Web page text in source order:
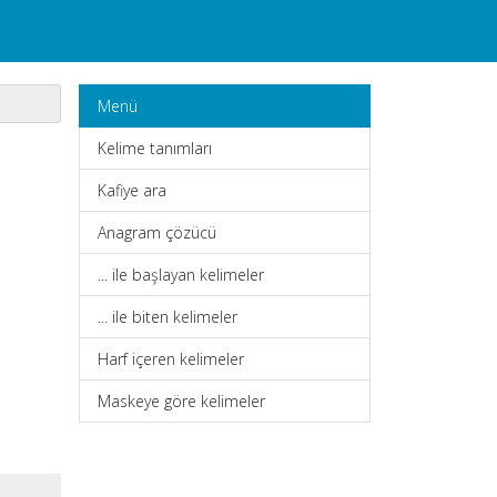
Menü
Kelime tanımları
Kafiye ara
Anagram çözücü
... ile başlayan kelimeler
... ile biten kelimeler
Harf içeren kelimeler
Maskeye göre kelimeler